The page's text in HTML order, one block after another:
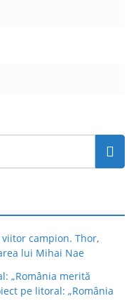
campion. Thor,
lui Mihai Nae
„România merită
pe litoral: „România